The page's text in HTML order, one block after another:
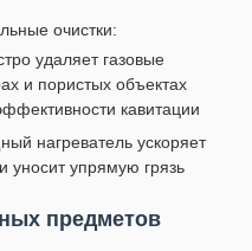
очистки:
удаляет газовые
и пористых объектах
кавитации
нагреватель ускоряет
уносит упрямую грязь
предметов